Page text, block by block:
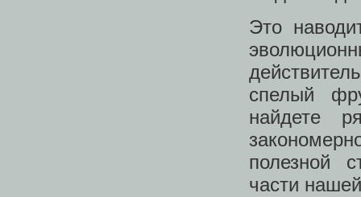
Это
спелый
найдете
полезной
части